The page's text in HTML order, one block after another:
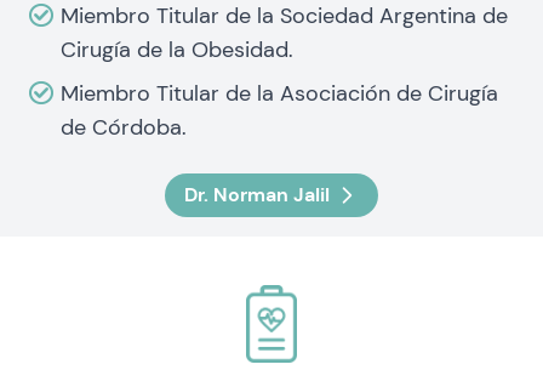
Miembro Titular de la Sociedad Argentina de
Cirugía de la Obesidad.
Miembro Titular de la Asociación de Cirugía
de Córdoba.
Dr. Norman Jalil